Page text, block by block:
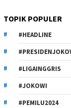
TOPIK POPULER
#HEADLINE
#LIGAINGGRIS
#JOKOWI
#PEMILU2024